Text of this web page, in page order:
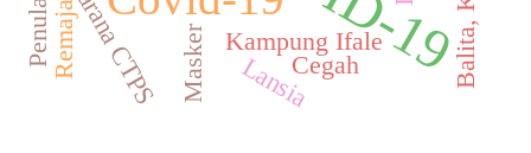
Kampung Ifale
Sarana CTPS Masker
Remaja
LansiaCegah